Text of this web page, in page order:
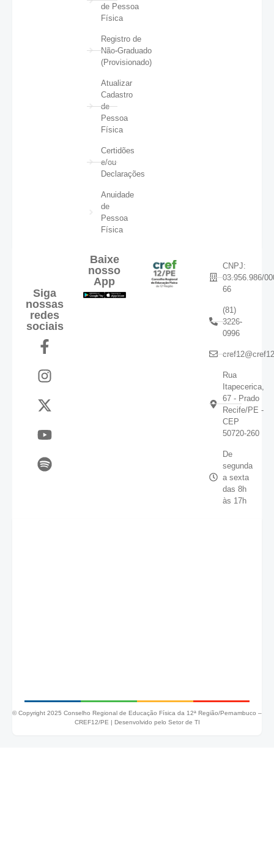
de Pessoa
Física
Registro de
Não-Graduado
(Provisionado)
Atualizar
Cadastro
de
Pessoa
Física
Certidões
e/ou
Declarações
Anuidade
de
Pessoa
Física
Siga
nossas
redes
sociais
Baixe
nosso
App
CNPJ:
03.956.986/
66
(81)
3226-
0996
Rua
Itapecerica,
67 - Prado
Recife/PE -
CEP
50720-260
De
segunda
a sexta
das 8h
às 17h
© Copyright 2025 Conselho Regional de Educação Física da 12ª Região/Pernambuco –
CREF12/PE | Desenvolvido pelo Setor de TI